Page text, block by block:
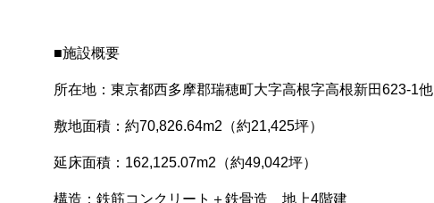
■施設概要
所在地：東京都西多摩郡瑞穂町大字高根字高根新田623-1他
敷地面積：約70,826.64m2（約21,425坪）
延床面積：162,125.07m2（約49,042坪）
構造：鉄筋コンクリート＋鉄骨造 地上4階建